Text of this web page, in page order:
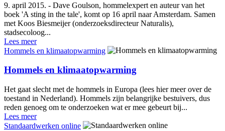
9. april 2015. - Dave Goulson, hommelexpert en auteur van het
boek 'A sting in the tale', komt op 16 april naar Amsterdam. Samen
met Koos Biesmeijer (onderzoeksdirecteur Naturalis),
stadsecoloog...
Lees meer
Hommels en klimaatopwarming
Hommels en klimaatopwarming
Het gaat slecht met de hommels in Europa (lees hier meer over de
toestand in Nederland). Hommels zijn belangrijke bestuivers, dus
reden genoeg om te onderzoeken wat er mee gebeurt bij...
Lees meer
Standaardwerken online